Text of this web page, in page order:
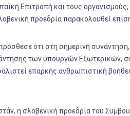
Επιτροπή και τους
προεδρία παρακολουθεί
ότι στη σημερινή
των υπουργών Εξωτερικών,
επαρκής ανθρωπιστική
η σλοβενική προεδρία του